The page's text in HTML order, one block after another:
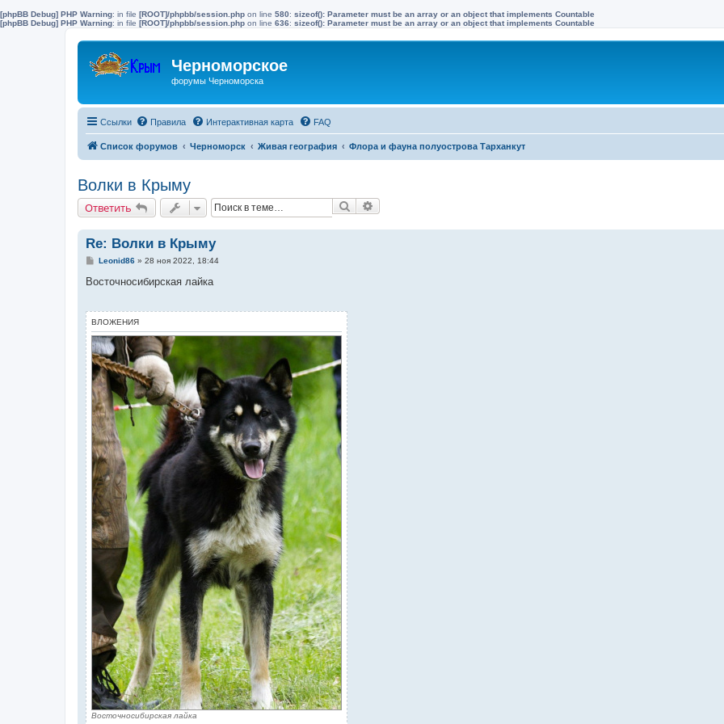
[phpBB Debug] PHP Warning: in file [ROOT]/phpbb/session.php on line 580: sizeof(): Parameter must be an array or an object that implements Countable
[phpBB Debug] PHP Warning: in file [ROOT]/phpbb/session.php on line 636: sizeof(): Parameter must be an array or an object that implements Countable
Черноморское
форумы Черноморска
Ссылки Правила Интерактивная карта FAQ
Список форумов Черноморск Живая география Флора и фауна полуострова Тарханкут
Волки в Крыму
Ответить Поиск
Re: Волки в Крыму
С
о
н
и
е
Leonid86» 28 ноя 2022, 18:44
Восточносибирская лайка
ВЛОЖЕНИЯ
Восточносибирская лайка